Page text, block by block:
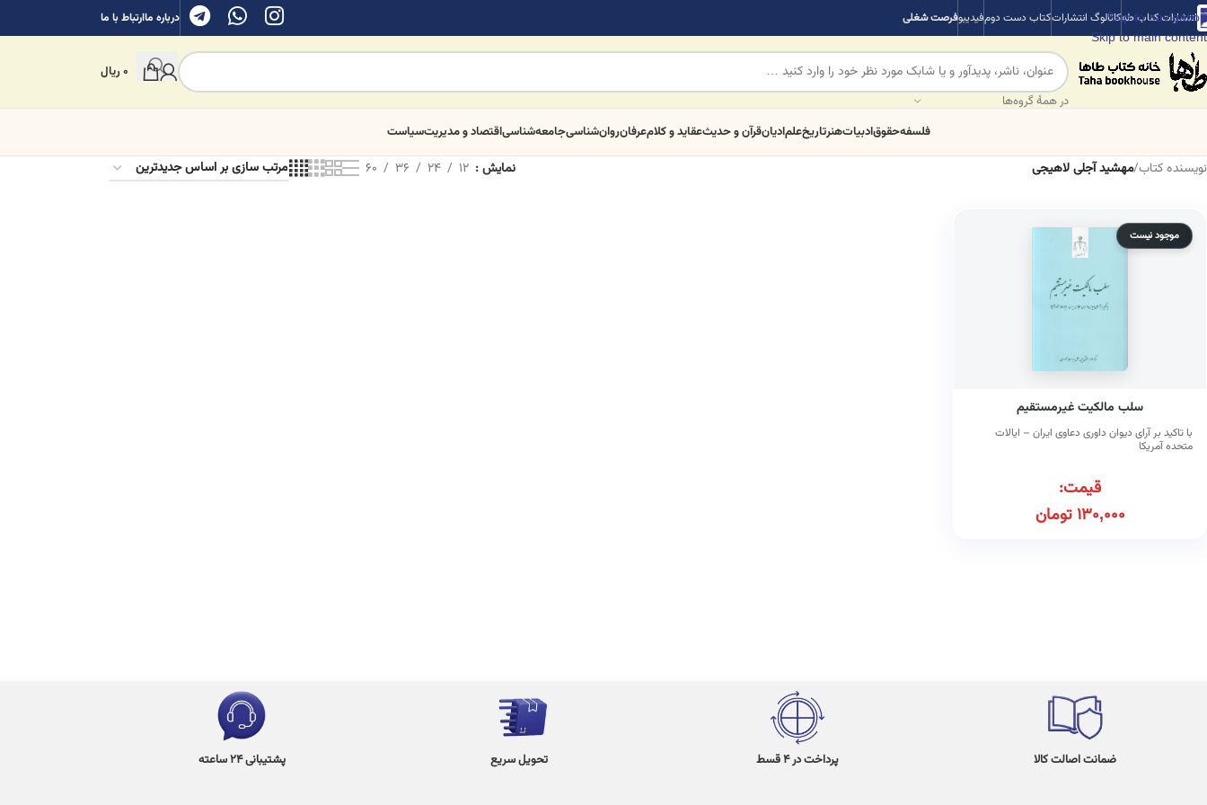
Skip to navigation
Skip to main content
انتشارات کتاب طهکاتالوگ انتشاراتکتاب دست دومفیدیبوفرصت شغلی درباره ماارتباط با ما
در همهٔ گروه‌ها
0ریال
فلسفهحقوقادبیاتهنرتاریخعلمادیانقرآن و حدیثعقاید و کلامعرفانروان‌شناسیجامعه‌شناسیاقتصاد و مدیریتسیاست
نویسنده کتاب/مهشید آجلی لاهیجی نمایش 12
24
36
60
موجود نیست
سلب مالکیت غیرمستقیم
با تاکید بر آرای دیوان داوری دعاوی ایران – ایالات
متحده آمریکا
قیمت:
130,000تومان
ضمانت اصالت کالا پرداخت در 4 قسط تحویل سریع پشتیبانی 24 ساعته